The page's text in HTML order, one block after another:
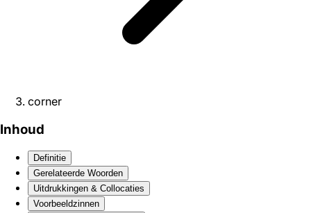
corner
Inhoud
Definitie
Gerelateerde Woorden
Uitdrukkingen & Collocaties
Voorbeeldzinnen